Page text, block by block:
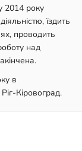
2014 року
їздить
проводить
над
в
Кіровоград.